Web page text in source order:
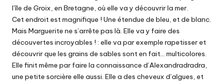
l’île de Groix, en Bretagne, où elle va y découvrir la mer.
Cet endroit est magnifique ! Une étendue de bleu, et de blanc.
Mais Marguerite ne s’arrête pas là. Elle va y faire des
découvertes incroyables ! : elle va par exemple rapetisser et
découvrir que les grains de sables sont en fait… multicolores.
Elle finit même par faire la connaissance d’Alexandradradra,
une petite sorcière elle aussi. Elle a des cheveux d’algues, et